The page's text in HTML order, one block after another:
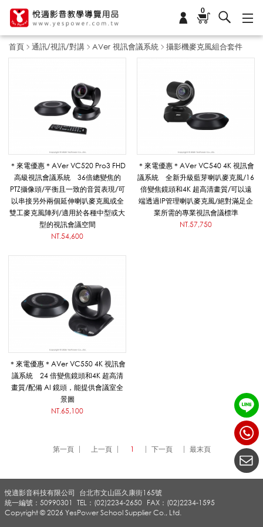
0
首頁 通訊/視訊/對講 AVer 視訊會議系統 攝影機麥克風組合套件
機
麥
風
合
_
＊來電優惠＊AVer VC520 Pro3 FHD
高級視訊會議系統 36倍總變焦的
PTZ攝像頭/平衡且一致的音質表現/可
以串接另外兩個延伸喇叭麥克風或全
雙工麥克風陣列/適用於各種中型或大
型的視訊會議空間
NT.54,600
＊來電優惠＊AVer VC540 4K 視訊會
議系統 全新升級藍芽喇叭麥克風/16
倍變焦鏡頭和4K 超高清畫質/可以遠
端透過IP管理喇叭麥克風/絕對滿足企
業所需的專業視訊會議標準
NT.57,750
＊來電優惠＊AVer VC550 4K 視訊會
議系統 24 倍變焦鏡頭和4K 超高清
畫質/配備 AI 鏡頭，能提供會議室全
景圖
NT.65,100
第一頁 上一頁 1 下一頁 最末頁
悅適影音科技有限公司
TEL：(02)2234-2650 FAX：(02)2234-1595
台北市文山區久康街165號
統一編號：50990301
Copyright © 2026 YesPower School Supplier Co., Ltd.